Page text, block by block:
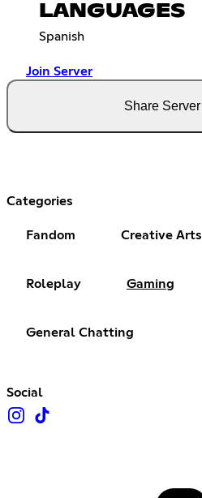
LANGUAGES
Spanish
Join Server
Share Server
Categories
Fandom Creative Arts
Roleplay Gaming
General Chatting
Social